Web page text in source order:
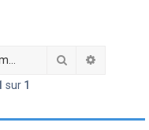
h
Rechercher
sur 1